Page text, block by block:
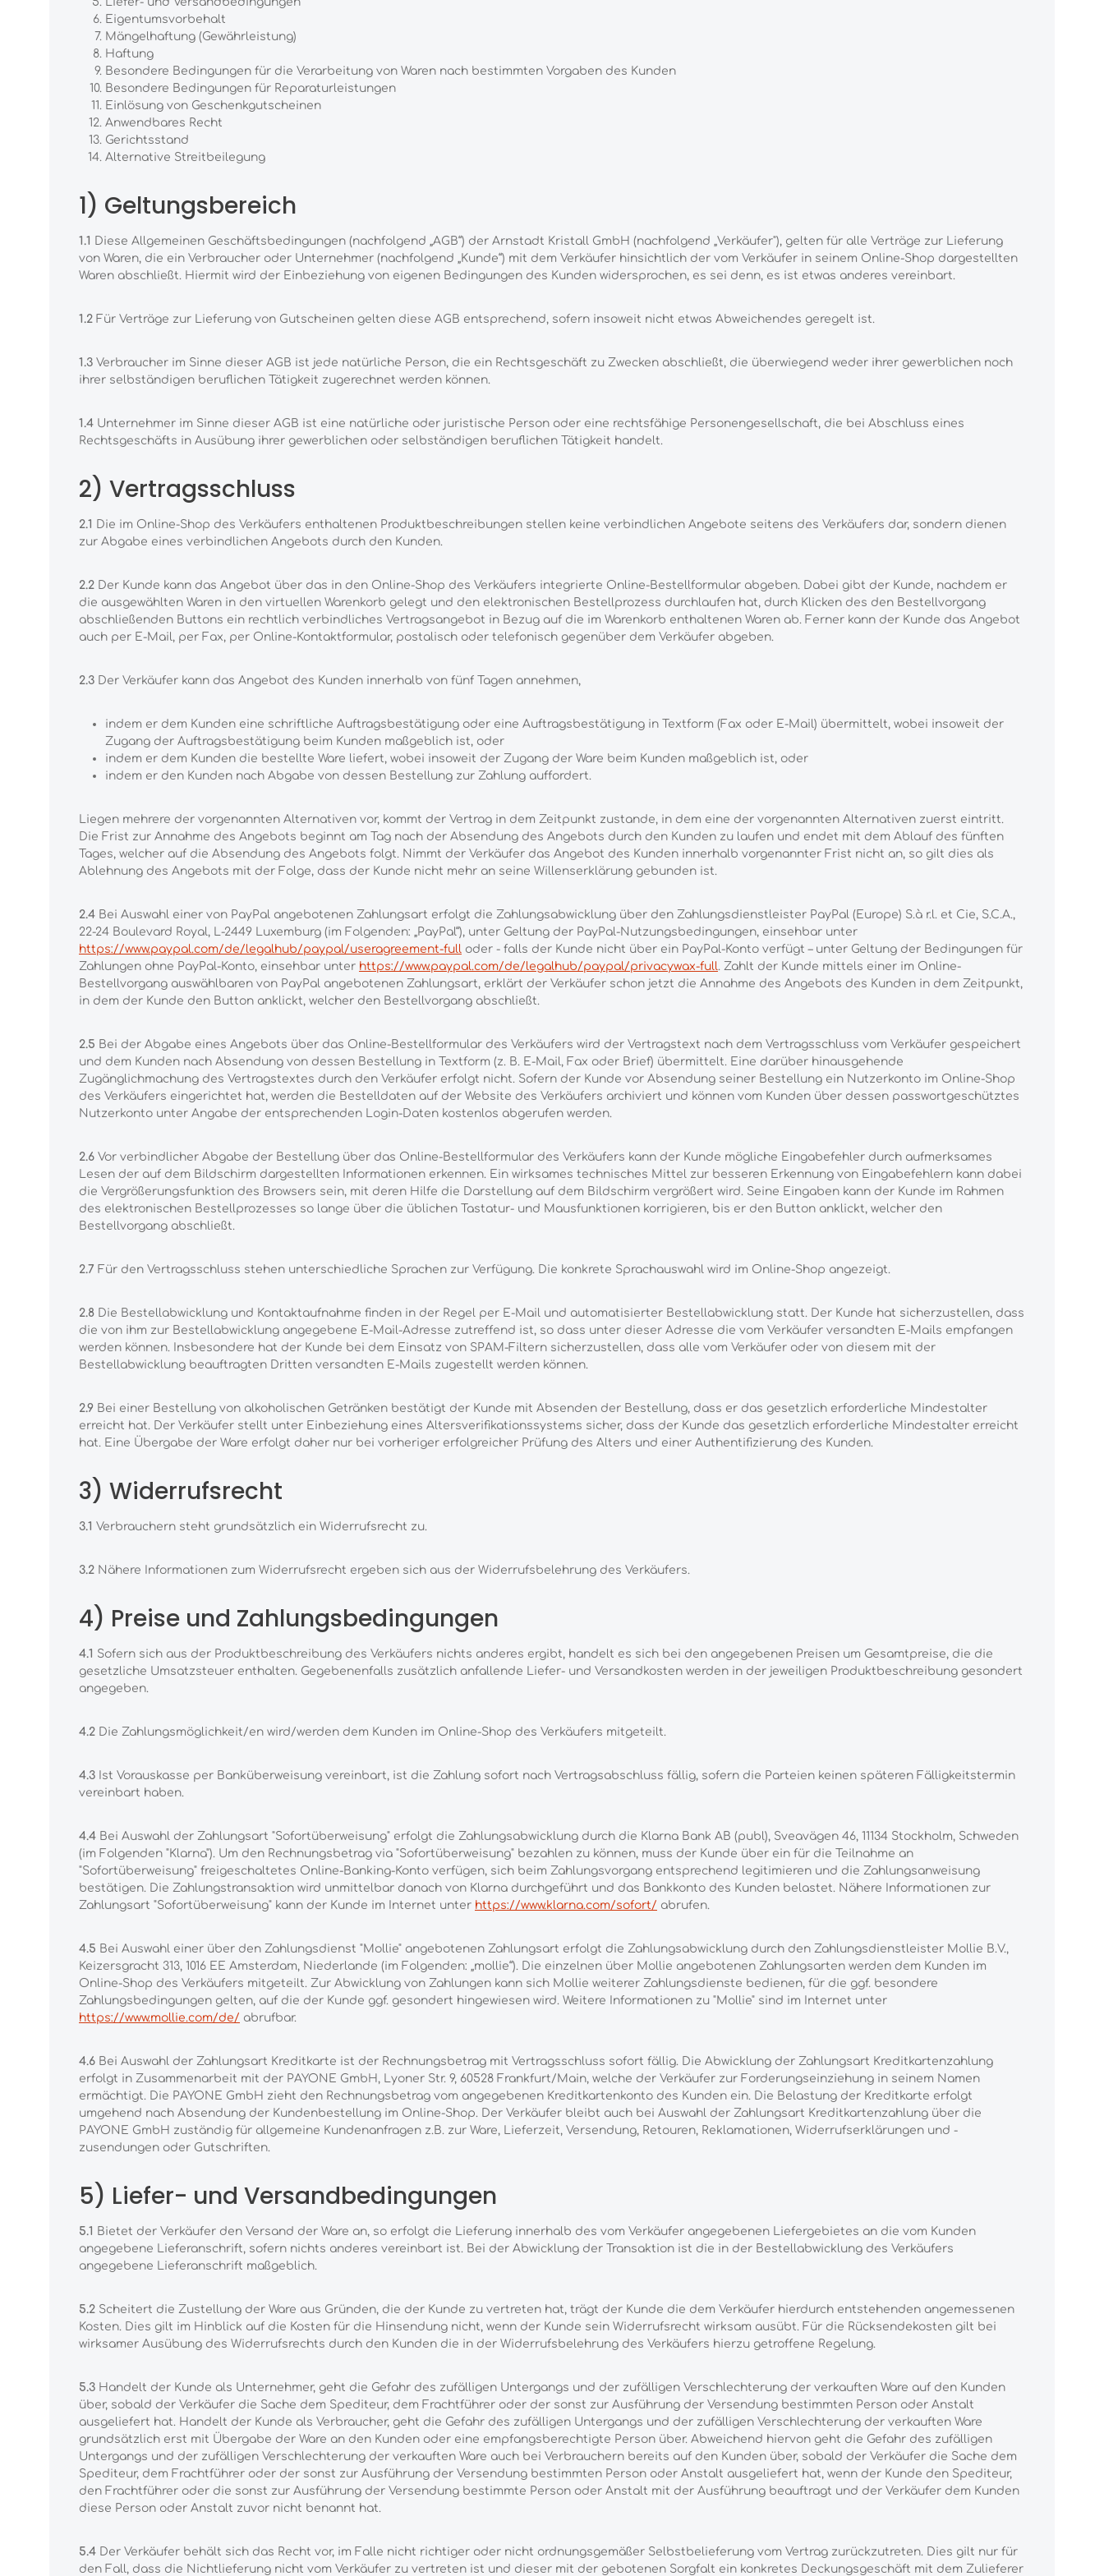
Eigentumsvorbehalt
Mängelhaftung (Gewährleistung)
Haftung
Besondere Bedingungen für die Verarbeitung von Waren nach bestimmten Vorgaben des Kunden
Besondere Bedingungen für Reparaturleistungen
Einlösung von Geschenkgutscheinen
Anwendbares Recht
Gerichtsstand
Alternative Streitbeilegung
1) Geltungsbereich
1.1 Diese Allgemeinen Geschäftsbedingungen (nachfolgend „AGB“) der Arnstadt Kristall GmbH (nachfolgend „Verkäufer"), gelten für alle Verträge zur Lieferung
von Waren, die ein Verbraucher oder Unternehmer (nachfolgend „Kunde“) mit dem Verkäufer hinsichtlich der vom Verkäufer in seinem Online-Shop dargestellten
Waren abschließt. Hiermit wird der Einbeziehung von eigenen Bedingungen des Kunden widersprochen, es sei denn, es ist etwas anderes vereinbart.
1.2 Für Verträge zur Lieferung von Gutscheinen gelten diese AGB entsprechend, sofern insoweit nicht etwas Abweichendes geregelt ist.
1.3 Verbraucher im Sinne dieser AGB ist jede natürliche Person, die ein Rechtsgeschäft zu Zwecken abschließt, die überwiegend weder ihrer gewerblichen noch
ihrer selbständigen beruflichen Tätigkeit zugerechnet werden können.
1.4 Unternehmer im Sinne dieser AGB ist eine natürliche oder juristische Person oder eine rechtsfähige Personengesellschaft, die bei Abschluss eines
Rechtsgeschäfts in Ausübung ihrer gewerblichen oder selbständigen beruflichen Tätigkeit handelt.
2) Vertragsschluss
2.1 Die im Online-Shop des Verkäufers enthaltenen Produktbeschreibungen stellen keine verbindlichen Angebote seitens des Verkäufers dar, sondern dienen
zur Abgabe eines verbindlichen Angebots durch den Kunden.
2.2 Der Kunde kann das Angebot über das in den Online-Shop des Verkäufers integrierte Online-Bestellformular abgeben. Dabei gibt der Kunde, nachdem er
die ausgewählten Waren in den virtuellen Warenkorb gelegt und den elektronischen Bestellprozess durchlaufen hat, durch Klicken des den Bestellvorgang
abschließenden Buttons ein rechtlich verbindliches Vertragsangebot in Bezug auf die im Warenkorb enthaltenen Waren ab. Ferner kann der Kunde das Angebot
auch per E-Mail, per Fax, per Online-Kontaktformular, postalisch oder telefonisch gegenüber dem Verkäufer abgeben.
2.3 Der Verkäufer kann das Angebot des Kunden innerhalb von fünf Tagen annehmen,
indem er dem Kunden eine schriftliche Auftragsbestätigung oder eine Auftragsbestätigung in Textform (Fax oder E-Mail) übermittelt, wobei insoweit der
Zugang der Auftragsbestätigung beim Kunden maßgeblich ist, oder
indem er dem Kunden die bestellte Ware liefert, wobei insoweit der Zugang der Ware beim Kunden maßgeblich ist, oder
indem er den Kunden nach Abgabe von dessen Bestellung zur Zahlung auffordert.
Liegen mehrere der vorgenannten Alternativen vor, kommt der Vertrag in dem Zeitpunkt zustande, in dem eine der vorgenannten Alternativen zuerst eintritt.
Die Frist zur Annahme des Angebots beginnt am Tag nach der Absendung des Angebots durch den Kunden zu laufen und endet mit dem Ablauf des fünften
Tages, welcher auf die Absendung des Angebots folgt. Nimmt der Verkäufer das Angebot des Kunden innerhalb vorgenannter Frist nicht an, so gilt dies als
Ablehnung des Angebots mit der Folge, dass der Kunde nicht mehr an seine Willenserklärung gebunden ist.
2.4 Bei Auswahl einer von PayPal angebotenen Zahlungsart erfolgt die Zahlungsabwicklung über den Zahlungsdienstleister PayPal (Europe) S.à r.l. et Cie, S.C.A.,
22-24 Boulevard Royal, L-2449 Luxemburg (im Folgenden: „PayPal“), unter Geltung der PayPal-Nutzungsbedingungen, einsehbar unter
https://www.paypal.com/de/legalhub/paypal/useragreement-full oder - falls der Kunde nicht über ein PayPal-Konto verfügt – unter Geltung der Bedingungen für
Zahlungen ohne PayPal-Konto, einsehbar unter https://www.paypal.com/de/legalhub/paypal/privacywax-full. Zahlt der Kunde mittels einer im Online-
Bestellvorgang auswählbaren von PayPal angebotenen Zahlungsart, erklärt der Verkäufer schon jetzt die Annahme des Angebots des Kunden in dem Zeitpunkt,
in dem der Kunde den Button anklickt, welcher den Bestellvorgang abschließt.
2.5 Bei der Abgabe eines Angebots über das Online-Bestellformular des Verkäufers wird der Vertragstext nach dem Vertragsschluss vom Verkäufer gespeichert
und dem Kunden nach Absendung von dessen Bestellung in Textform (z. B. E-Mail, Fax oder Brief) übermittelt. Eine darüber hinausgehende
Zugänglichmachung des Vertragstextes durch den Verkäufer erfolgt nicht. Sofern der Kunde vor Absendung seiner Bestellung ein Nutzerkonto im Online-Shop
des Verkäufers eingerichtet hat, werden die Bestelldaten auf der Website des Verkäufers archiviert und können vom Kunden über dessen passwortgeschütztes
Nutzerkonto unter Angabe der entsprechenden Login-Daten kostenlos abgerufen werden.
2.6 Vor verbindlicher Abgabe der Bestellung über das Online-Bestellformular des Verkäufers kann der Kunde mögliche Eingabefehler durch aufmerksames
Lesen der auf dem Bildschirm dargestellten Informationen erkennen. Ein wirksames technisches Mittel zur besseren Erkennung von Eingabefehlern kann dabei
die Vergrößerungsfunktion des Browsers sein, mit deren Hilfe die Darstellung auf dem Bildschirm vergrößert wird. Seine Eingaben kann der Kunde im Rahmen
des elektronischen Bestellprozesses so lange über die üblichen Tastatur- und Mausfunktionen korrigieren, bis er den Button anklickt, welcher den
Bestellvorgang abschließt.
2.7 Für den Vertragsschluss stehen unterschiedliche Sprachen zur Verfügung. Die konkrete Sprachauswahl wird im Online-Shop angezeigt.
2.8 Die Bestellabwicklung und Kontaktaufnahme finden in der Regel per E-Mail und automatisierter Bestellabwicklung statt. Der Kunde hat sicherzustellen, dass
die von ihm zur Bestellabwicklung angegebene E-Mail-Adresse zutreffend ist, so dass unter dieser Adresse die vom Verkäufer versandten E-Mails empfangen
werden können. Insbesondere hat der Kunde bei dem Einsatz von SPAM-Filtern sicherzustellen, dass alle vom Verkäufer oder von diesem mit der
Bestellabwicklung beauftragten Dritten versandten E-Mails zugestellt werden können.
2.9 Bei einer Bestellung von alkoholischen Getränken bestätigt der Kunde mit Absenden der Bestellung, dass er das gesetzlich erforderliche Mindestalter
erreicht hat. Der Verkäufer stellt unter Einbeziehung eines Altersverifikationssystems sicher, dass der Kunde das gesetzlich erforderliche Mindestalter erreicht
hat. Eine Übergabe der Ware erfolgt daher nur bei vorheriger erfolgreicher Prüfung des Alters und einer Authentifizierung des Kunden.
3) Widerrufsrecht
3.1 Verbrauchern steht grundsätzlich ein Widerrufsrecht zu.
3.2 Nähere Informationen zum Widerrufsrecht ergeben sich aus der Widerrufsbelehrung des Verkäufers.
4) Preise und Zahlungsbedingungen
4.1 Sofern sich aus der Produktbeschreibung des Verkäufers nichts anderes ergibt, handelt es sich bei den angegebenen Preisen um Gesamtpreise, die die
gesetzliche Umsatzsteuer enthalten. Gegebenenfalls zusätzlich anfallende Liefer- und Versandkosten werden in der jeweiligen Produktbeschreibung gesondert
angegeben.
4.2 Die Zahlungsmöglichkeit/en wird/werden dem Kunden im Online-Shop des Verkäufers mitgeteilt.
4.3 Ist Vorauskasse per Banküberweisung vereinbart, ist die Zahlung sofort nach Vertragsabschluss fällig, sofern die Parteien keinen späteren Fälligkeitstermin
vereinbart haben.
4.4 Bei Auswahl der Zahlungsart "Sofortüberweisung" erfolgt die Zahlungsabwicklung durch die Klarna Bank AB (publ), Sveavägen 46, 11134 Stockholm, Schweden
(im Folgenden "Klarna"). Um den Rechnungsbetrag via "Sofortüberweisung" bezahlen zu können, muss der Kunde über ein für die Teilnahme an
"Sofortüberweisung" freigeschaltetes Online-Banking-Konto verfügen, sich beim Zahlungsvorgang entsprechend legitimieren und die Zahlungsanweisung
bestätigen. Die Zahlungstransaktion wird unmittelbar danach von Klarna durchgeführt und das Bankkonto des Kunden belastet. Nähere Informationen zur
Zahlungsart "Sofortüberweisung" kann der Kunde im Internet unter https://www.klarna.com/sofort/ abrufen.
4.5 Bei Auswahl einer über den Zahlungsdienst "Mollie" angebotenen Zahlungsart erfolgt die Zahlungsabwicklung durch den Zahlungsdienstleister Mollie B.V.,
Keizersgracht 313, 1016 EE Amsterdam, Niederlande (im Folgenden: „mollie“). Die einzelnen über Mollie angebotenen Zahlungsarten werden dem Kunden im
Online-Shop des Verkäufers mitgeteilt. Zur Abwicklung von Zahlungen kann sich Mollie weiterer Zahlungsdienste bedienen, für die ggf. besondere
Zahlungsbedingungen gelten, auf die der Kunde ggf. gesondert hingewiesen wird. Weitere Informationen zu "Mollie" sind im Internet unter
https://www.mollie.com/de/ abrufbar.
4.6 Bei Auswahl der Zahlungsart Kreditkarte ist der Rechnungsbetrag mit Vertragsschluss sofort fällig. Die Abwicklung der Zahlungsart Kreditkartenzahlung
erfolgt in Zusammenarbeit mit der PAYONE GmbH, Lyoner Str. 9, 60528 Frankfurt/Main, welche der Verkäufer zur Forderungseinziehung in seinem Namen
ermächtigt. Die PAYONE GmbH zieht den Rechnungsbetrag vom angegebenen Kreditkartenkonto des Kunden ein. Die Belastung der Kreditkarte erfolgt
umgehend nach Absendung der Kundenbestellung im Online-Shop. Der Verkäufer bleibt auch bei Auswahl der Zahlungsart Kreditkartenzahlung über die
PAYONE GmbH zuständig für allgemeine Kundenanfragen z.B. zur Ware, Lieferzeit, Versendung, Retouren, Reklamationen, Widerrufserklärungen und -
zusendungen oder Gutschriften.
5) Liefer- und Versandbedingungen
5.1 Bietet der Verkäufer den Versand der Ware an, so erfolgt die Lieferung innerhalb des vom Verkäufer angegebenen Liefergebietes an die vom Kunden
angegebene Lieferanschrift, sofern nichts anderes vereinbart ist. Bei der Abwicklung der Transaktion ist die in der Bestellabwicklung des Verkäufers
angegebene Lieferanschrift maßgeblich.
5.2 Scheitert die Zustellung der Ware aus Gründen, die der Kunde zu vertreten hat, trägt der Kunde die dem Verkäufer hierdurch entstehenden angemessenen
Kosten. Dies gilt im Hinblick auf die Kosten für die Hinsendung nicht, wenn der Kunde sein Widerrufsrecht wirksam ausübt. Für die Rücksendekosten gilt bei
wirksamer Ausübung des Widerrufsrechts durch den Kunden die in der Widerrufsbelehrung des Verkäufers hierzu getroffene Regelung.
5.3 Handelt der Kunde als Unternehmer, geht die Gefahr des zufälligen Untergangs und der zufälligen Verschlechterung der verkauften Ware auf den Kunden
über, sobald der Verkäufer die Sache dem Spediteur, dem Frachtführer oder der sonst zur Ausführung der Versendung bestimmten Person oder Anstalt
ausgeliefert hat. Handelt der Kunde als Verbraucher, geht die Gefahr des zufälligen Untergangs und der zufälligen Verschlechterung der verkauften Ware
grundsätzlich erst mit Übergabe der Ware an den Kunden oder eine empfangsberechtigte Person über. Abweichend hiervon geht die Gefahr des zufälligen
Untergangs und der zufälligen Verschlechterung der verkauften Ware auch bei Verbrauchern bereits auf den Kunden über, sobald der Verkäufer die Sache dem
Spediteur, dem Frachtführer oder der sonst zur Ausführung der Versendung bestimmten Person oder Anstalt ausgeliefert hat, wenn der Kunde den Spediteur,
den Frachtführer oder die sonst zur Ausführung der Versendung bestimmte Person oder Anstalt mit der Ausführung beauftragt und der Verkäufer dem Kunden
diese Person oder Anstalt zuvor nicht benannt hat.
5.4 Der Verkäufer behält sich das Recht vor, im Falle nicht richtiger oder nicht ordnungsgemäßer Selbstbelieferung vom Vertrag zurückzutreten. Dies gilt nur für
den Fall, dass die Nichtlieferung nicht vom Verkäufer zu vertreten ist und dieser mit der gebotenen Sorgfalt ein konkretes Deckungsgeschäft mit dem Zulieferer